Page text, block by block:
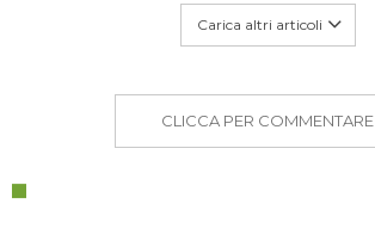
Carica altri articoli
CLICCA PER COMMENTARE